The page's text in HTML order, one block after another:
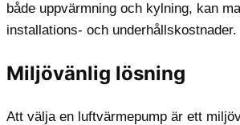
både uppvärmning och kylning, kan
installations- och underhållskostnader.
Miljövänlig lösning
Att välja en luftvärmepump är ett